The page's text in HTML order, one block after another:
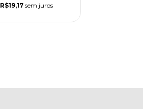
R$19,17 sem juros